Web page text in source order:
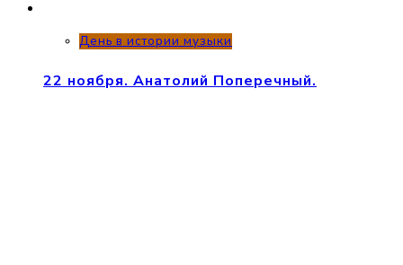
День в истории музыки
22 ноября. Анатолий Поперечный.